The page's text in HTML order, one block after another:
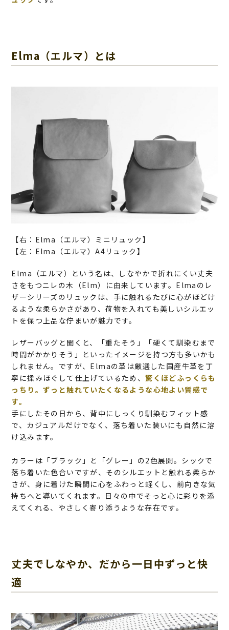
Elma（エルマ）とは
【右：Elma（エルマ）ミニリュック】
【左：Elma（エルマ）A4リュック】
Elma（エルマ）という名は、しなやかで折れにくい丈夫
さをもつニレの木（Elm）に由来しています。Elmaのレ
ザーシリーズのリュックは、手に触れるたびに心がほどけ
るような柔らかさがあり、荷物を入れても美しいシルエッ
トを保つ上品な佇まいが魅力です。
レザーバッグと聞くと、「重たそう」「硬くて馴染むまで
時間がかかりそう」といったイメージを持つ方も多いかも
しれません。ですが、Elmaの革は厳選した国産牛革を丁
寧に揉みほぐして仕上げているため、驚くほどふっくらも
っちり。ずっと触れていたくなるような心地よい質感で
す。
手にしたその日から、背中にしっくり馴染むフィット感
で、カジュアルだけでなく、落ち着いた装いにも自然に溶
け込みます。
カラーは「ブラック」と「グレー」の2色展開。シックで
落ち着いた色合いですが、そのシルエットと触れる柔らか
さが、身に着けた瞬間に心をふわっと軽くし、前向きな気
持ちへと導いてくれます。日々の中でそっと心に彩りを添
えてくれる、やさしく寄り添うような存在です。
丈夫でしなやか、だから一日中ずっと快
適